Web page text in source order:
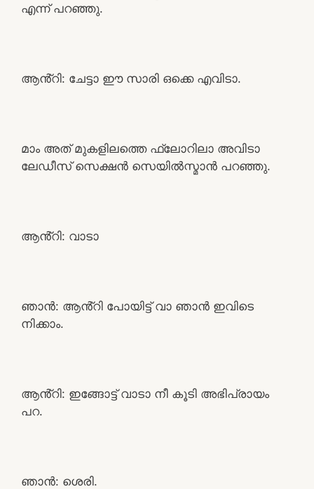
എന്ന് പറഞ്ഞു.
ആൻ്റി: ചേട്ടാ ഈ സാരി ഒക്കെ എവിടാ.
മാം അത് മുകളിലത്തെ ഫ്ലോറിലാ അവിടാ
ലേഡീസ് സെക്ഷൻ സെയിൽസ്മാൻ പറഞ്ഞു.
ആൻ്റി: വാടാ
ഞാൻ: ആൻ്റി പോയിട്ട് വാ ഞാൻ ഇവിടെ
നിക്കാം.
ആൻ്റി: ഇങ്ങോട്ട് വാടാ നീ കൂടി അഭിപ്രായം
പറ.
ഞാൻ: ശെരി.